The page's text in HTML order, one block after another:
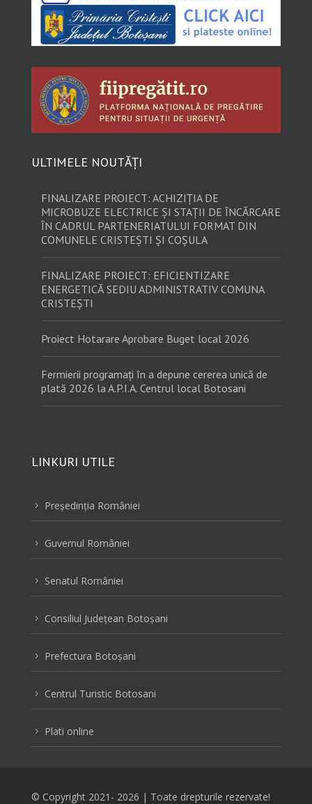
ULTIMELE NOUTĂȚI
FINALIZARE PROIECT: ACHIZIȚIA DE
MICROBUZE ELECTRICE ȘI STAȚII DE ÎNCĂRCARE
ÎN CADRUL PARTENERIATULUI FORMAT DIN
COMUNELE CRISTEȘTI ȘI COȘULA
FINALIZARE PROIECT: EFICIENTIZARE
ENERGETICĂ SEDIU ADMINISTRATIV COMUNA
CRISTEȘTI
Proiect Hotarare Aprobare Buget local 2026
Fermierii programați în a depune cererea unică de
plată 2026 la A.P.I.A. Centrul local Botosani
LINKURI UTILE
5 Preşedinţia României
5 Guvernul României
5 Senatul României
5 Consiliul Judeţean Botoşani
5 Prefectura Botoşani
5 Centrul Turistic Botosani
5 Plati online
© Copyright 2021- 2026 | Toate drepturile rezervate!